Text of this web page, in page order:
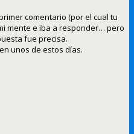
comentario (por el cual tu
mente e iba a responder… pero
fue precisa.
unos de estos días.